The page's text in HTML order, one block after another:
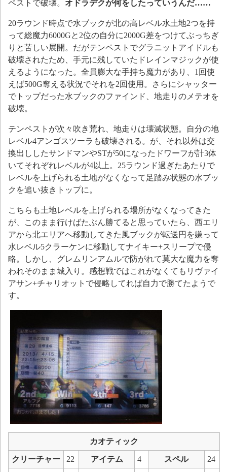
ペストで破壊。 オドラデクが何をしたっていうんだ……
20ラウンド時点で水ブックが北の高レベル水土地2つを持
って総魔力6000Gと2位の自分に2000G差をつけてぶっちぎ
りと苦しい展開。だがテンペストでグラニットアイドルも
破壊されたため、手元に残していたドレインマジックが使
えるようになった。全員膨大な手持ち魔力があり、1回使
えば500G奪える状況でそれを2回使用。さらにシャッター
でトップだった水ブックのファインド、地走りのメテオを
破壊。
テンペストが次々吹き荒れ、地走りは壊滅状態。自分の地
レベル4アンゴスツーラも破壊される。が、それ以外は交
換出ししたサンドマンやSTが50になったドワーフが計3体
いてそれぞれレベルが4以上。25ラウンド過ぎたあたりで
レベルを上げられる土地がなくなって足踏み状態の水ブッ
クを追い抜きトップに。
こちらも土地レベルを上げられる場所がなくなってきた
が、このまま行けばたぶん勝てると思っていたら、西エリ
アから北エリアへ移動してきた風ブックが転送円を嫌って
水レベル5クラーケンに移動してナイキー+スリープで侵
略。しかし、グレムリンアムルで防がれて莫大な魔力を奪
われそのまま城入り。感想戦ではこれがなくてもリヴァイ
アサン+チャリオットで侵略してれば自力で勝てたようで
す。
カオティック
クリーチャー 22 アイテム 4 スペル 24